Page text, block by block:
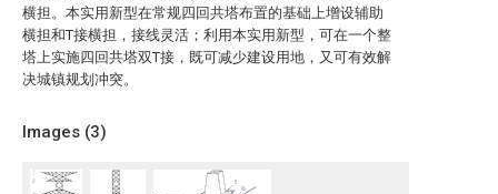
横担。本实用新型在常规四回共塔布置的基础上增设辅助
横担和T接横担，接线灵活；利用本实用新型，可在一个整
塔上实施四回共塔双T接，既可减少建设用地，又可有效解
决城镇规划冲突。
Images (3)